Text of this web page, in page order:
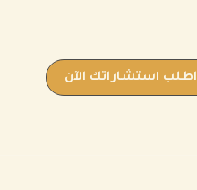
اطلب استشاراتك الآن